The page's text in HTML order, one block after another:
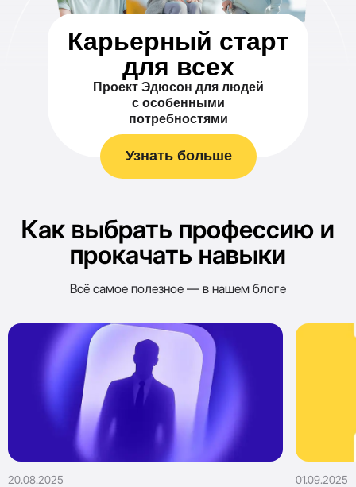
Карьерный старт
для всех
Проект Эдюсон для людей
с особенными
потребностями
Узнать больше
Как выбрать профессию и
прокачать навыки
Всё самое полезное — в нашем блоге
20.08.2025 01.09.2025